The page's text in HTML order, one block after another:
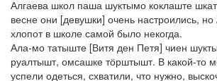
Алгаева школ паша шуктымо коклаште
весне они [девушки] очень настроились, но
хлопот в школе самой было некогда.
Ала-мо татыште [Витя ден Петя] чиен
руалтышт, омсашке тӧрштышт. В какой-то
успели одеться, схватили, что нужно,